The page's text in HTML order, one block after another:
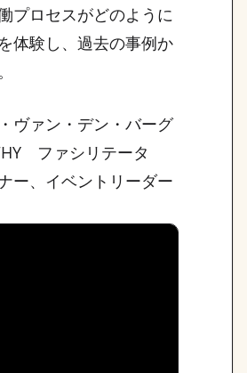
プロセスがどのように
体験し、過去の事例か
ヴァン・デン・バーグ
ファシリテータ
ー、イベントリーダー